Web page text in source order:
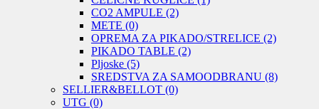
CO2 AMPULE (2)
METE (0)
OPREMA ZA PIKADO/STRELICE (2)
PIKADO TABLE (2)
Pljoske (5)
SREDSTVA ZA SAMOODBRANU (8)
SELLIER&BELLOT (0)
UTG (0)